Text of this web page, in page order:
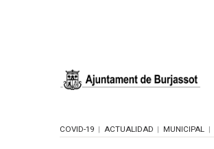
COVID-19 ACTUALIDAD MUNICIPAL